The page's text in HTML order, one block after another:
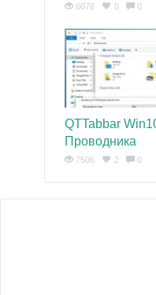
6076 0 0
QTTabbar
Проводника
7506 2 0